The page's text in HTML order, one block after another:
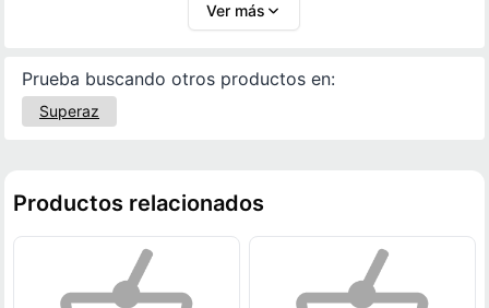
Ver más
Prueba buscando otros productos en:
Superaz
Productos relacionados